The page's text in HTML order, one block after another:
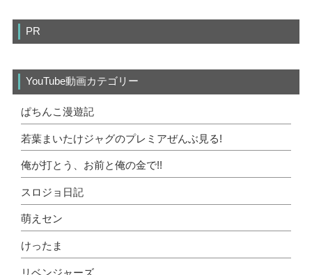
PR
YouTube動画カテゴリー
ぱちんこ漫遊記
若葉まいたけジャグのプレミアぜんぶ見る!
俺が打とう、お前と俺の金で!!
スロジョ日記
萌えセン
けったま
リベンジャーズ